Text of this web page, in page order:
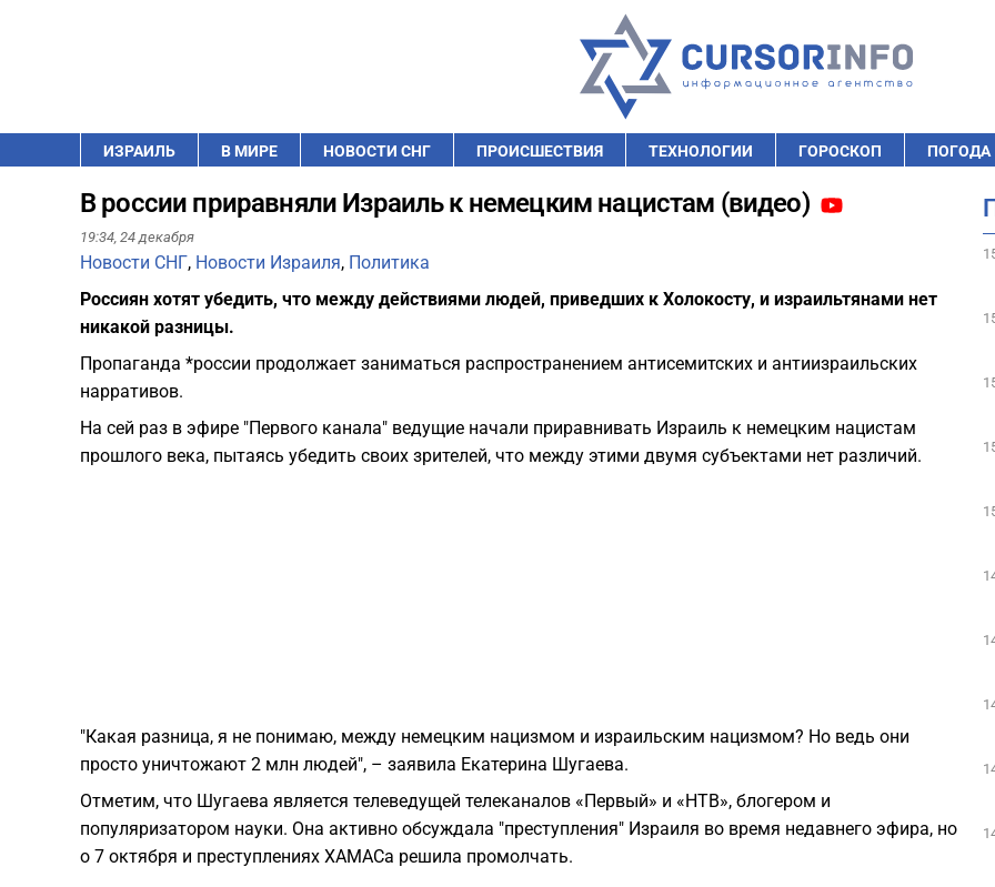
ИЗРАИЛЬ В МИРЕ НОВОСТИ СНГ ПРОИСШЕСТВИЯ ТЕХНОЛОГИИ ГОРОСКОП ПОГОДА
В россии приравняли Израиль к немецким нацистам (видео)
19:34, 24 декабря
Новости СНГ, Новости Израиля, Политика
Россиян хотят убедить, что между действиями людей, приведших к Холокосту, и израильтянами нет
никакой разницы.
Пропаганда *россии продолжает заниматься распространением антисемитских и антиизраильских
нарративов.
На сей раз в эфире "Первого канала" ведущие начали приравнивать Израиль к немецким нацистам
прошлого века, пытаясь убедить своих зрителей, что между этими двумя субъектами нет различий.
"Какая разница, я не понимаю, между немецким нацизмом и израильским нацизмом? Но ведь они
просто уничтожают 2 млн людей", – заявила Екатерина Шугаева.
Отметим, что Шугаева является телеведущей телеканалов «Первый» и «НТВ», блогером и
популяризатором науки. Она активно обсуждала "преступления" Израиля во время недавнего эфира, но
о 7 октября и преступлениях ХАМАСа решила промолчать.